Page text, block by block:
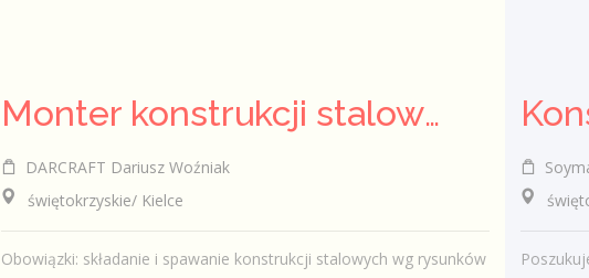
Monter konstrukcji stalowych - ślusarz (K/M/I)
DARCRAFT Dariusz Woźniak
świętokrzyskie/ Kielce
Obowiązki: składanie i spawanie konstrukcji stalowych wg rysunków